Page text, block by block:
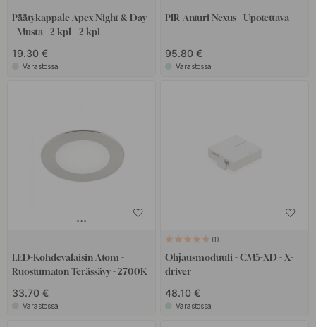
Päätykappale Apex Night & Day
- Musta - 2 kpl + 2 kpl
19.30 €
Varastossa
PIR-Anturi Nexus - Upotettava
95.80 €
Varastossa
LED-Kohdevalaisin Atom -
Ruostumaton Terässävy - 2700K
33.70 €
Varastossa
1
Ohjausmoduuli - CM5-XD - X-
driver
48.10 €
Varastossa